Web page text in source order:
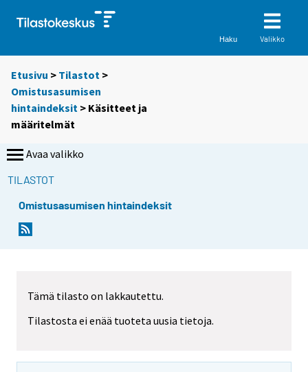
Haku Valikko
Etusivu > Tilastot >
Omistusasumisen
hintaindeksit > Käsitteet ja
määritelmät
Avaa valikko
TILASTOT
Omistusasumisen hintaindeksit
Tämä tilasto on lakkautettu.
Tilastosta ei enää tuoteta uusia tietoja.